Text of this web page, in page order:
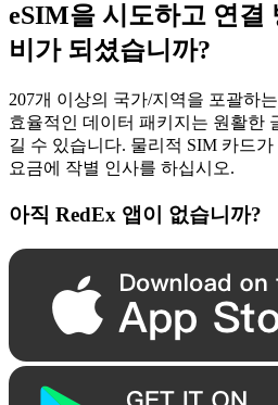
eSIM을 시도하고 연결
비가 되셨습니까?
207개 이상의 국가/지역을 포괄하
효율적인 데이터 패키지는 원활한
길 수 있습니다. 물리적 SIM 카드
요금에 작별 인사를 하십시오.
아직 RedEx 앱이 없습니까?